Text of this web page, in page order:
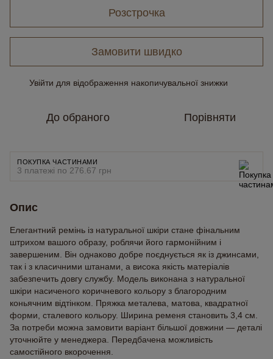
Розстрочка
Замовити швидко
Увійти для відображення накопичувальної знижки
До обраного Порівняти
ПОКУПКА ЧАСТИНАМИ
3 платежі по 276.67 грн
Опис
Елегантний ремінь із натуральної шкіри стане фінальним
штрихом вашого образу, роблячи його гармонійним і
завершеним. Він однаково добре поєднується як із джинсами,
так і з класичними штанами, а висока якість матеріалів
забезпечить довгу службу. Модель виконана з натуральної
шкіри насиченого коричневого кольору з благородним
коньячним відтінком. Пряжка металева, матова, квадратної
форми, сталевого кольору. Ширина ременя становить 3,4 см.
За потреби можна замовити варіант більшої довжини — деталі
уточнюйте у менеджера. Передбачена можливість
самостійного вкорочення.